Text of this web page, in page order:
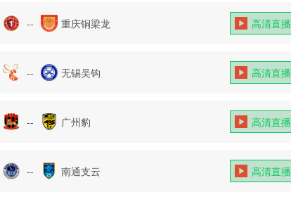
-- 重庆铜梁龙 高清直播
-- 无锡吴钩 高清直播
-- 广州豹 高清直播
-- 南通支云 高清直播